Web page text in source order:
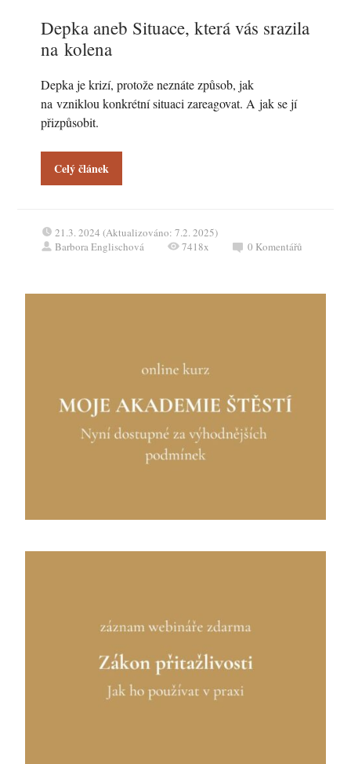
Depka aneb Situace, která vás srazila
na kolena
Depka je krizí, protože neznáte způsob, jak
na vzniklou konkrétní situaci zareagovat. A jak se jí
přizpůsobit.
Celý článek
21.3. 2024 (Aktualizováno: 7.2. 2025)
Barbora Englischová
7418x 0 Komentářů